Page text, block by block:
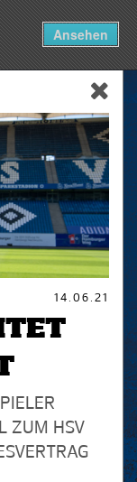
Ansehen
14.06.21
ZUM HSV